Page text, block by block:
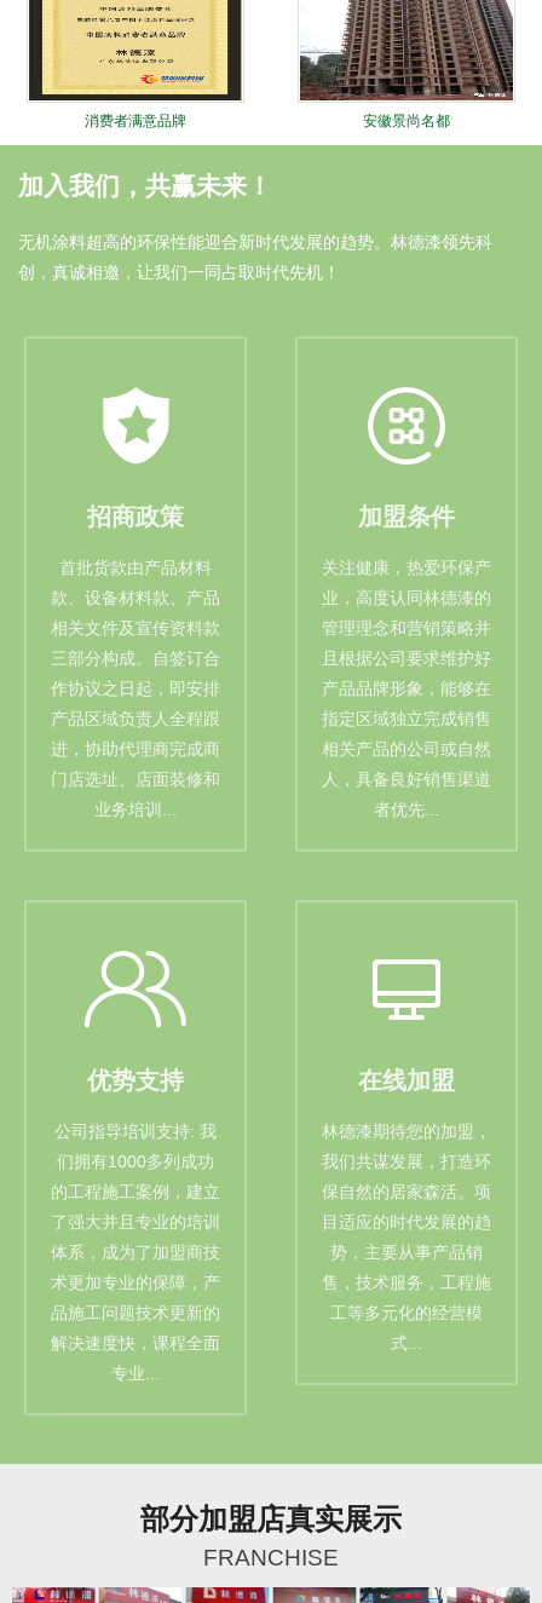
消费者满意品牌 安徽景尚名都
林德十大锐进证书 大连远洋广场
加入我们，共赢未来！
无机涂料超高的环保性能迎合新时代发展的趋势。林德漆领先科
创，真诚相邀，让我们一同占取时代先机！
招商政策
首批货款由产品材料
款、设备材料款、产品
相关文件及宣传资料款
三部分构成。自签订合
作协议之日起，即安排
产品区域负责人全程跟
进，协助代理商完成商
门店选址、店面装修和
业务培训...
加盟条件
关注健康，热爱环保产
业，高度认同林德漆的
管理理念和营销策略并
且根据公司要求维护好
产品品牌形象，能够在
指定区域独立完成销售
相关产品的公司或自然
人，具备良好销售渠道
者优先...
优势支持
公司指导培训支持: 我
们拥有1000多列成功
的工程施工案例，建立
了强大并且专业的培训
体系，成为了加盟商技
术更加专业的保障，产
品施工问题技术更新的
解决速度快，课程全面
专业...
在线加盟
林德漆期待您的加盟，
我们共谋发展，打造环
保自然的居家森活。项
目适应的时代发展的趋
势，主要从事产品销
售，技术服务，工程施
工等多元化的经营模
式...
部分加盟店真实展示
FRANCHISE